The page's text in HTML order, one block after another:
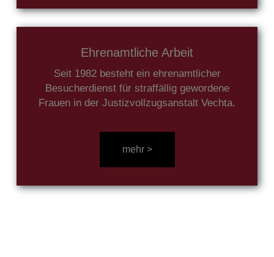
Ehrenamtliche Arbeit
Seit 1982 besteht ein ehrenamtlicher
Besucherdienst für straffällig gewordene
Frauen in der Justizvollzugsanstalt Vechta.
mehr >mehr über Ausbildung lesen